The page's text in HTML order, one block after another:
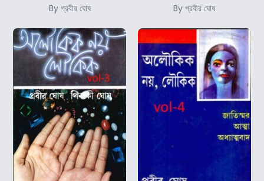
By প্রবীর ঘোষ By প্রবীর ঘোষ